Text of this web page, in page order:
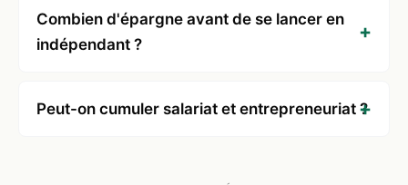
Combien d'épargne avant de se lancer en
indépendant ?
Peut-on cumuler salariat et entrepreneuriat ?